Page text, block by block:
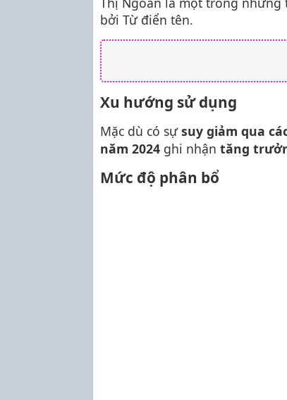
bởi Từ điển tên.
Xu hướng sử dụng
Mặc dù có sựsuy giảm qua
năm 2024 ghi nhận tăng
Mức độ phân bổ